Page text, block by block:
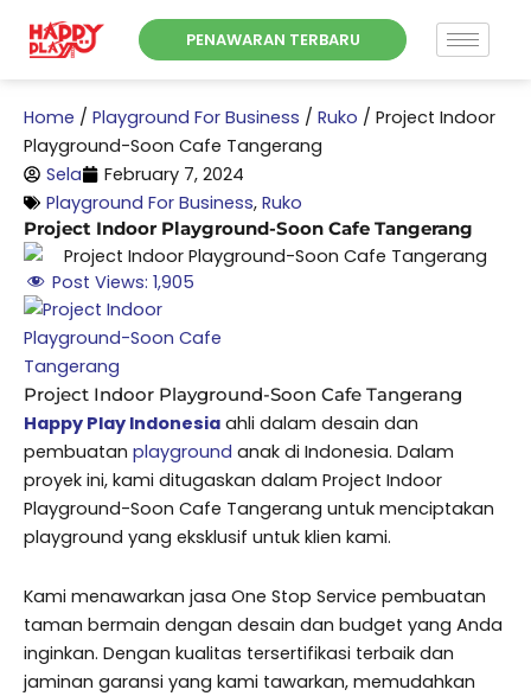
PENAWARAN TERBARU
Home / Playground For Business / Ruko / Project Indoor
Playground-Soon Cafe Tangerang
Sela
February 7, 2024
Playground For Business, Ruko
Project Indoor Playground-Soon Cafe Tangerang
Post Views: 1,905
Project Indoor Playground-Soon Cafe Tangerang
Happy Play Indonesia ahli dalam desain dan
pembuatan playground anak di Indonesia. Dalam
proyek ini, kami ditugaskan dalam Project Indoor
Playground-Soon Cafe Tangerang untuk menciptakan
playground yang eksklusif untuk klien kami.
Kami menawarkan jasa One Stop Service pembuatan
taman bermain dengan desain dan budget yang Anda
inginkan. Dengan kualitas tersertifikasi terbaik dan
jaminan garansi yang kami tawarkan, memudahkan